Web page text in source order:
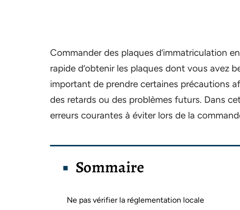
Commander des plaques d’immatriculation
rapide d’obtenir les plaques dont vous avez
important de prendre certaines précautions
des retards ou des problèmes futurs. Dans
erreurs courantes à éviter lors de la
Sommaire
Ne pas vérifier la réglementation locale